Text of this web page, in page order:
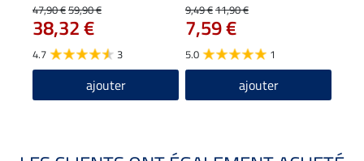
47,90 €59,90 €
38,32 €
4.7 3
ajouter
9,49 €11,90 €
7,59 €
5.0 1
ajouter